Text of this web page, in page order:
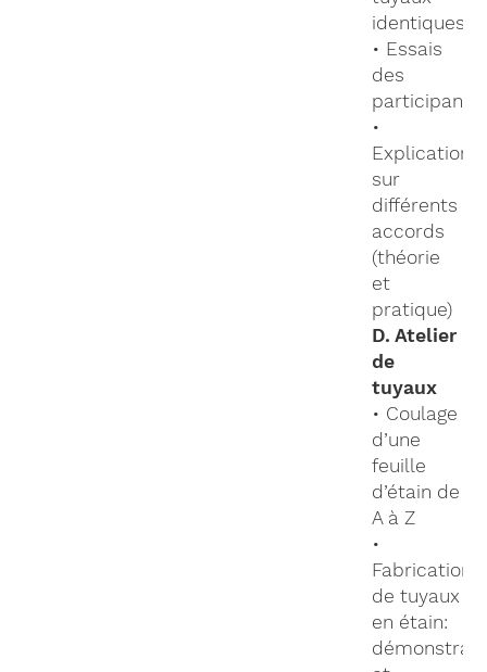
identiques
• Essais
des
participants
•
Explications
sur
différents
accords
(théorie
et
pratique)
D. Atelier
de
tuyaux
• Coulage
d’une
feuille
d’étain de
A à Z
•
Fabrication
de tuyaux
en étain: